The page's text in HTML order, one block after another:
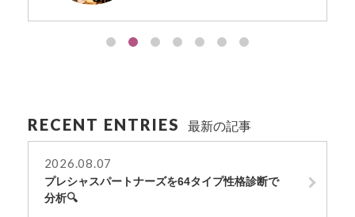
RECENT ENTRIES 最新の記事
2026.08.07
プレシャスパートナーズを64タイプ性格診断で
分析🔍